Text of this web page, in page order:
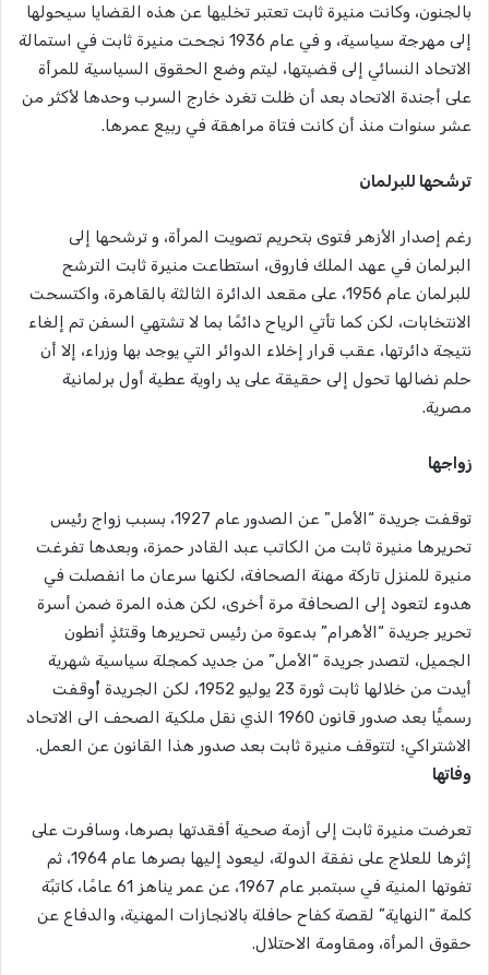
بالجنون، وكانت منيرة ثابت تعتبر تخليها عن هذه القضايا سيحولها
إلى مهرجة سياسية، و في عام 1936 نجحت منيرة ثابت في استمالة
الاتحاد النسائي إلى قضيتها، ليتم وضع الحقوق السياسية للمرأة
على أجندة الاتحاد بعد أن ظلت تغرد خارج السرب وحدها لأكثر من
عشر سنوات منذ أن كانت فتاة مراهقة في ربيع عمرها.
ترشُحها للبرلمان
رغم إصدار الأزهر فتوى بتحريم تصويت المرأة، و ترشحها إلى
البرلمان في عهد الملك فاروق، استطاعت منيرة ثابت الترشح
للبرلمان عام 1956، على مقعد الدائرة الثالثة بالقاهرة، واكتسحت
الانتخابات، لكن كما تأتي الرياح دائمًا بما لا تشتهي السفن تم إلغاء
نتيجة دائرتها، عقب قرار إخلاء الدوائر التي يوجد بها وزراء، إلا أن
حلم نضالها تحول إلى حقيقة على يد راوية عطية أول برلمانية
مصرية.
زواجها
توقفت جريدة “الأمل” عن الصدور عام 1927، بسبب زواج رئيس
تحريرها منيرة ثابت من الكاتب عبد القادر حمزة، وبعدها تفرغت
منيرة للمنزل تاركة مهنة الصحافة، لكنها سرعان ما انفصلت في
هدوء لتعود إلى الصحافة مرة أخرى، لكن هذه المرة ضمن أسرة
تحرير جريدة “الأهرام” بدعوة من رئيس تحريرها وقتئذٍ أنطون
الجميل، لتصدر جريدة “الأمل” من جديد كمجلة سياسية شهرية
أيدت من خلالها ثابت ثورة 23 يوليو 1952، لكن الجريدة أُوقفت
رسميًّا بعد صدور قانون 1960 الذي نقل ملكية الصحف الى الاتحاد
الاشتراكي؛ لتتوقف منيرة ثابت بعد صدور هذا القانون عن العمل.
وفاتها
تعرضت منيرة ثابت إلى أزمة صحية أفقدتها بصرها، وسافرت على
إثرها للعلاج على نفقة الدولة، ليعود إليها بصرها عام 1964، ثم
تفوتها المنية في سبتمبر عام 1967، عن عمر يناهز 61 عامًا، كاتبًة
كلمة “النهاية” لقصة كفاح حافلة بالانجازات المهنية، والدفاع عن
حقوق المرأة، ومقاومة الاحتلال.